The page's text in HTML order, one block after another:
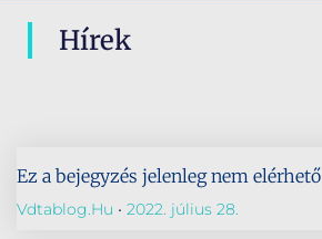
Hírek
Ez a bejegyzés jelenleg nem elérhető
Vdtablog.hu 2022. július 28.